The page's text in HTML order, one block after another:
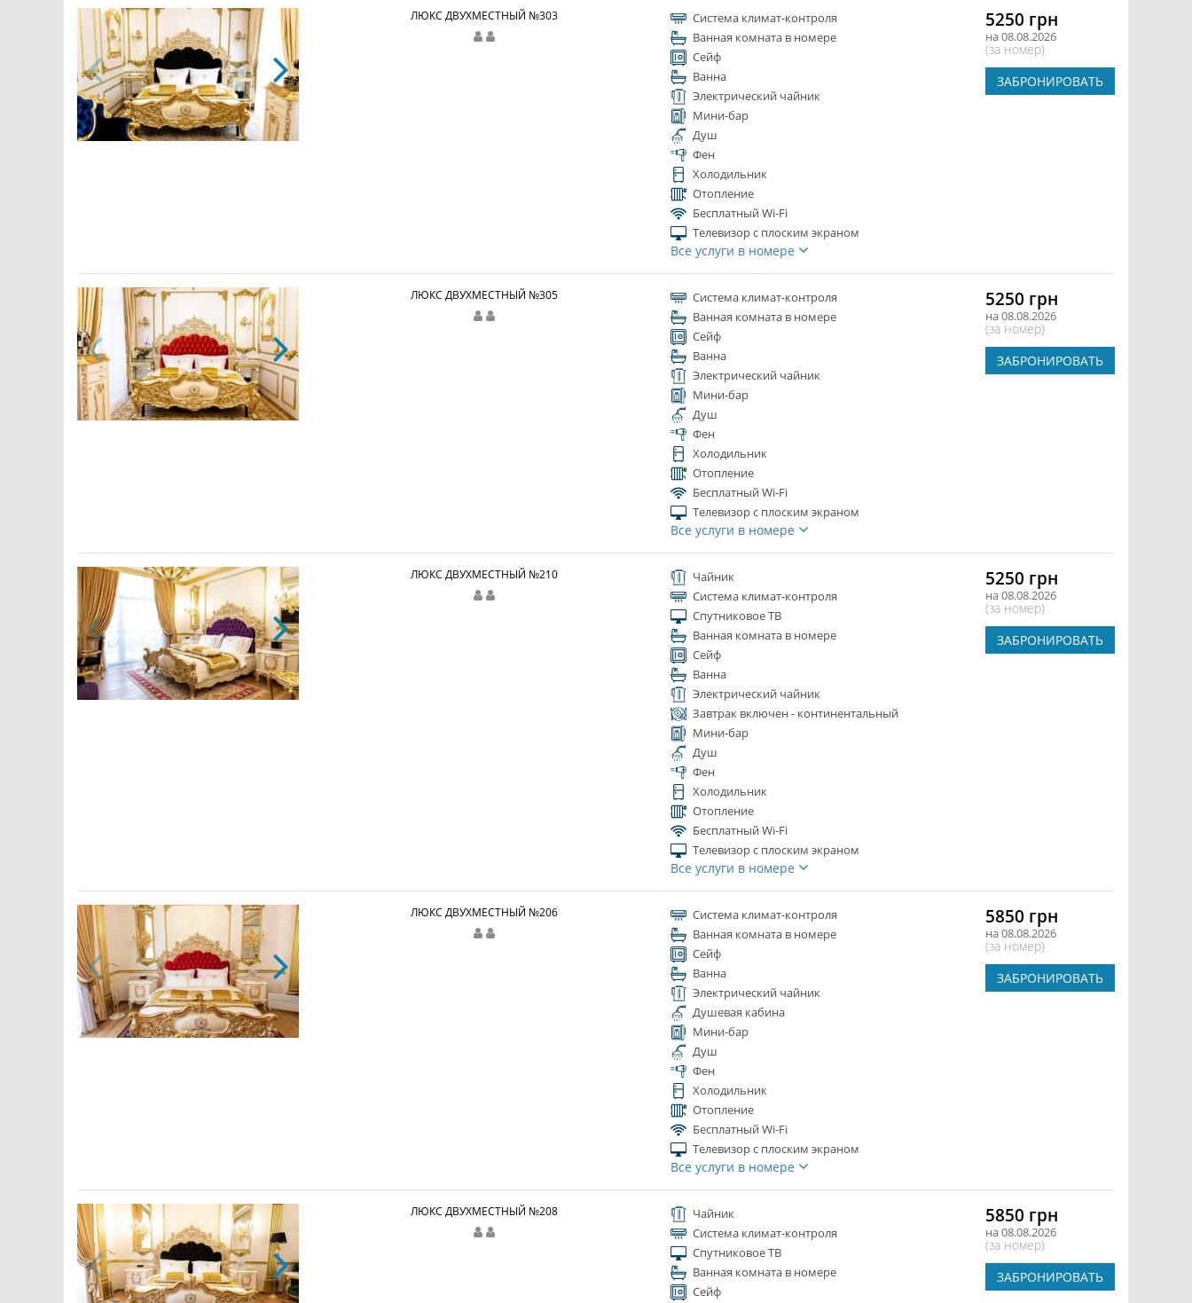
ЛЮКС ДВУХМЕСТНЫЙ №303
Система климат-контроля
Ванная комната в номере
Сейф
Ванна
Электрический чайник
Мини-бар
Душ
Фен
Холодильник
Отопление
Бесплатный Wi-Fi
Телевизор с плоским экраном
Все услуги в номере
5250 грн
на 08.08.2026
(за номер)
ЗАБРОНИРОВАТЬ
ЛЮКС ДВУХМЕСТНЫЙ №305
Система климат-контроля
Ванная комната в номере
Сейф
Ванна
Электрический чайник
Мини-бар
Душ
Фен
Холодильник
Отопление
Бесплатный Wi-Fi
Телевизор с плоским экраном
Все услуги в номере
5250 грн
на 08.08.2026
(за номер)
ЗАБРОНИРОВАТЬ
ЛЮКС ДВУХМЕСТНЫЙ №210
Чайник
Система климат-контроля
Спутниковое ТВ
Ванная комната в номере
Сейф
Ванна
Электрический чайник
Завтрак включен - континентальный
Мини-бар
Душ
Фен
Холодильник
Отопление
Бесплатный Wi-Fi
Телевизор с плоским экраном
Все услуги в номере
5250 грн
на 08.08.2026
(за номер)
ЗАБРОНИРОВАТЬ
ЛЮКС ДВУХМЕСТНЫЙ №206
Система климат-контроля
Ванная комната в номере
Сейф
Ванна
Электрический чайник
Душевая кабина
Мини-бар
Душ
Фен
Холодильник
Отопление
Бесплатный Wi-Fi
Телевизор с плоским экраном
Все услуги в номере
5850 грн
на 08.08.2026
(за номер)
ЗАБРОНИРОВАТЬ
ЛЮКС ДВУХМЕСТНЫЙ №208
Чайник
Система климат-контроля
Спутниковое ТВ
Ванная комната в номере
Сейф
5850 грн
на 08.08.2026
(за номер)
ЗАБРОНИРОВАТЬ